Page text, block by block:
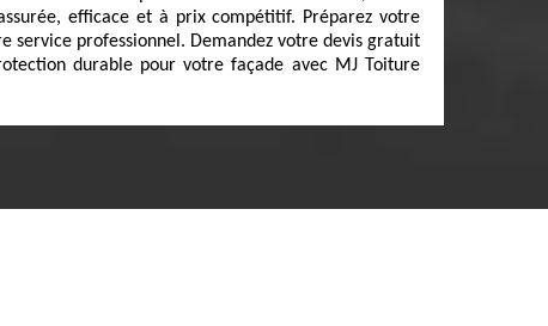
efficace et à prix compétitif. Préparez votre
service professionnel. Demandez votre devis gratuit
durable pour votre façade avec MJ Toiture